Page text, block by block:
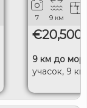
7 9 км
€20,500
9 км до
учасок, 9